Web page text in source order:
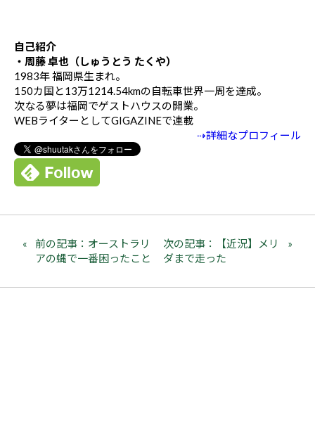
自己紹介
・周藤 卓也（しゅうとう たくや）
1983年 福岡県生まれ。
150カ国と13万1214.54kmの自転車世界一周を達成。
次なる夢は福岡でゲストハウスの開業。
WEBライターとしてGIGAZINEで連載
⇢詳細なプロフィール
前の記事：オーストラリ
アの蝿で一番困ったこと
次の記事：【近況】メリ
ダまで走った